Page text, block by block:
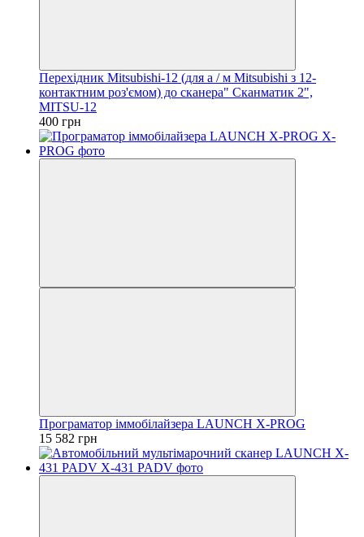
Перехідник Mitsubishi-12 (для а / м Mitsubishi з 12-
контактним роз'ємом) до сканера" Сканматик 2",
MITSU-12
400 грн
Програматор іммобілайзера LAUNCH X-PROG
15 582 грн